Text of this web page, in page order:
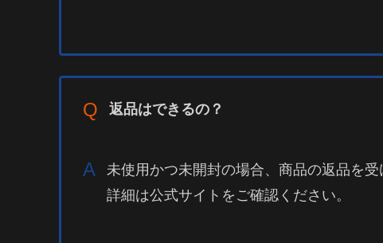
Q 返品はできるの？
A
未使用かつ未開封の場合、商品の返品を受
詳細は公式サイトをご確認ください。